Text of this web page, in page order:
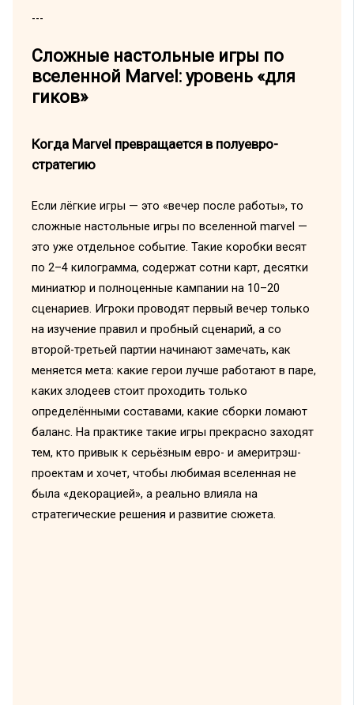
---
Сложные настольные игры по
вселенной Marvel: уровень «для
гиков»
Когда Marvel превращается в полуевро-
стратегию
Если лёгкие игры — это «вечер после работы», то
сложные настольные игры по вселенной marvel —
это уже отдельное событие. Такие коробки весят
по 2–4 килограмма, содержат сотни карт, десятки
миниатюр и полноценные кампании на 10–20
сценариев. Игроки проводят первый вечер только
на изучение правил и пробный сценарий, а со
второй-третьей партии начинают замечать, как
меняется мета: какие герои лучше работают в паре,
каких злодеев стоит проходить только
определёнными составами, какие сборки ломают
баланс. На практике такие игры прекрасно заходят
тем, кто привык к серьёзным евро- и америтрэш-
проектам и хочет, чтобы любимая вселенная не
была «декорацией», а реально влияла на
стратегические решения и развитие сюжета.